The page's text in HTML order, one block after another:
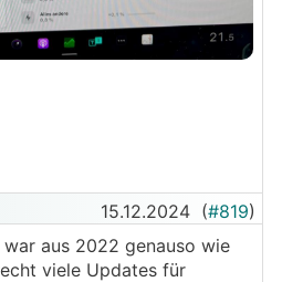
15.12.2024 (#819)
aus 2022 genauso wie
viele Updates für